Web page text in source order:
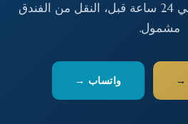
بدون عربون، إلغاء مجاني 24 ساعة قبل، النقل من الفندق
مشمول.
→ واتساب →